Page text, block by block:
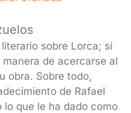
sobre Lorca; sí
de acercarse al
obra. Sobre todo,
de Rafael
lo que le ha dado como